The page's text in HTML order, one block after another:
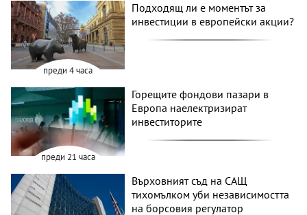
преди 4 часа
Подходящ ли е моментът за
инвестиции в европейски акции?
преди 21 часа
Горещите фондови пазари в
Европа наелектризират
инвеститорите
Върховният съд на САЩ
тихомълком уби независимостта
на борсовия регулатор